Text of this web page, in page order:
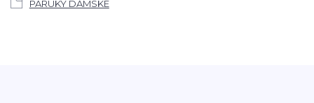
PARUKY DÁMSKÉ